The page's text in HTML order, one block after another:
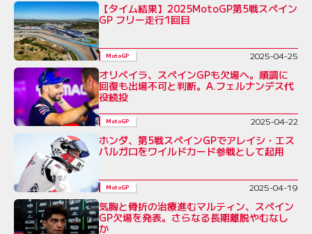
【タイム結果】2025MotoGP第5戦スペイン
GP フリー走行1回目
MotoGP 2025-04-25
オリベイラ、スペインGPも欠場へ。順調に
回復も出場不可と判断。A.フェルナンデス代
役続投
MotoGP 2025-04-22
ホンダ、第5戦スペインGPでアレイシ・エス
パルガロをワイルドカード参戦として起用
MotoGP 2025-04-19
気胸と骨折の治療進むマルティン、スペイン
GP欠場を発表。さらなる長期離脱やむなし
か